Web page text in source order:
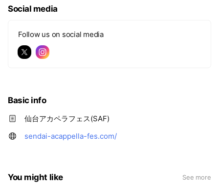
Social media
Follow us on social media
Basic info
仙台アカペラフェス(SAF)
sendai-acappella-fes.com/
You might like See more